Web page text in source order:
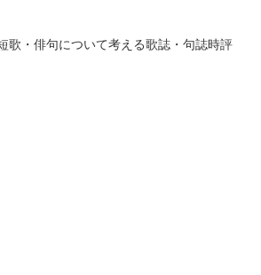
歌・俳句について考える歌誌・句誌時評